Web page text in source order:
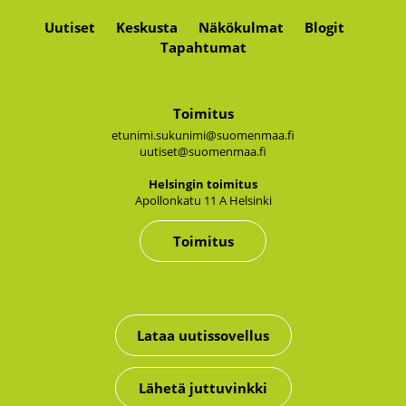
Uutiset Keskusta Näkökulmat
Blogit
Tapahtumat
Toimitus
etunimi.sukunimi@suomenmaa.fi
uutiset@suomenmaa.fi
Hel­sin­gin toi­mi­tus
Apol­lon­ka­tu 11 A Hel­sin­ki
Toimitus
Lataa uutissovellus
Lähetä juttuvinkki